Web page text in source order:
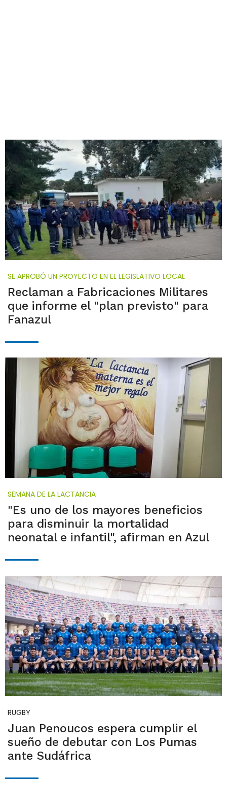
SE APROBÓ UN PROYECTO EN EL LEGISLATIVO LOCAL
Reclaman a Fabricaciones Militares
que informe el "plan previsto" para
Fanazul
SEMANA DE LA LACTANCIA
"Es uno de los mayores beneficios
para disminuir la mortalidad
neonatal e infantil", afirman en Azul
RUGBY
Juan Penoucos espera cumplir el
sueño de debutar con Los Pumas
ante Sudáfrica